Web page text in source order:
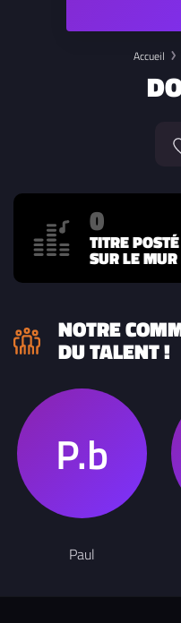
Accueil
0
TITRE POSTÉ
SUR LE
NOTRE
DU TALENT !
Paul